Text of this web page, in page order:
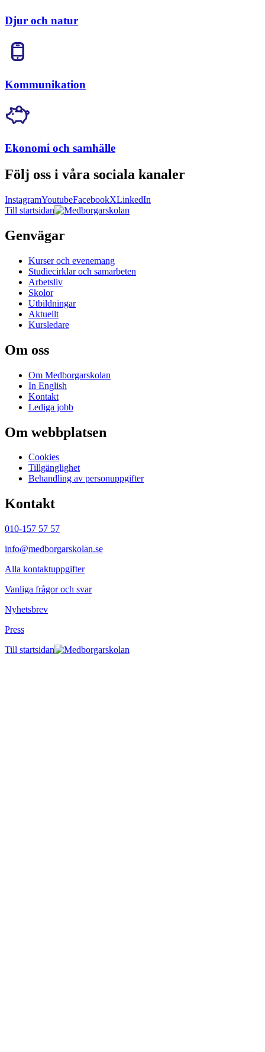
Djur och natur
Kommunikation
Ekonomi och samhälle
Följ oss i våra sociala kanaler
InstagramYoutubeFacebookXLinkedIn
Till startsidan
Genvägar
Kurser och evenemang
Studiecirklar och samarbeten
Arbetsliv
Skolor
Utbildningar
Aktuellt
Kursledare
Om oss
Om Medborgarskolan
In English
Kontakt
Lediga jobb
Om webbplatsen
Cookies
Tillgänglighet
Behandling av personuppgifter
Kontakt
010-157 57 57
info@medborgarskolan.se
Alla kontaktuppgifter
Vanliga frågor och svar
Nyhetsbrev
Press
Till startsidan